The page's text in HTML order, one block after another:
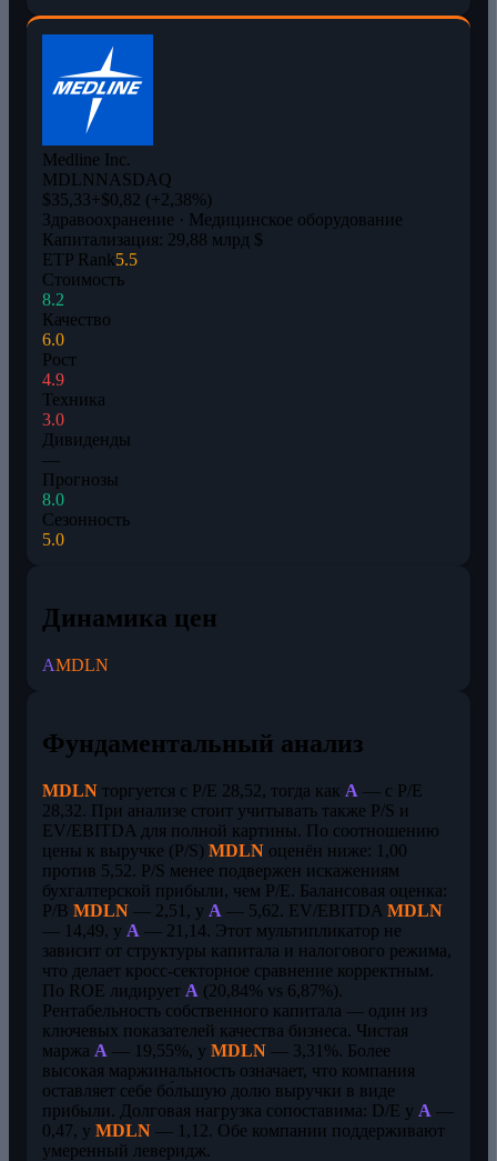
Medline Inc.
MDLNNASDAQ
$35,33+$0,82 (+2,38%)
Здравоохранение · Медицинское оборудование
Капитализация: 29,88 млрд $
ETP Rank5.5
Стоимость
8.2
Качество
6.0
Рост
4.9
Техника
3.0
Дивиденды
—
Прогнозы
8.0
Сезонность
5.0
Динамика цен
AMDLN
Фундаментальный анализ
MDLN торгуется с P/E 28,52, тогда как A — с P/E
28,32. При анализе стоит учитывать также P/S и
EV/EBITDA для полной картины. По соотношению
цены к выручке (P/S) MDLN оценён ниже: 1,00
против 5,52. P/S менее подвержен искажениям
бухгалтерской прибыли, чем P/E. Балансовая оценка:
P/B MDLN — 2,51, у A — 5,62. EV/EBITDA MDLN
— 14,49, у A — 21,14. Этот мультипликатор не
зависит от структуры капитала и налогового режима,
что делает кросс-секторное сравнение корректным.
По ROE лидирует A (20,84% vs 6,87%).
Рентабельность собственного капитала — один из
ключевых показателей качества бизнеса. Чистая
маржа A — 19,55%, у MDLN — 3,31%. Более
высокая маржинальность означает, что компания
оставляет себе бо́льшую долю выручки в виде
прибыли. Долговая нагрузка сопоставима: D/E у A —
0,47, у MDLN — 1,12. Обе компании поддерживают
умеренный леверидж.